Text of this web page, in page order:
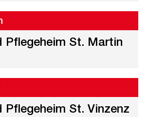
Pflegeheim St. Martin
Pflegeheim St. Vinzenz